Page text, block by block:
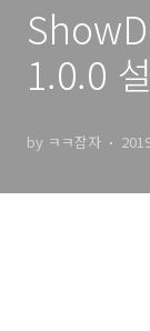
1.0.0
by ㅋㅋ잠자